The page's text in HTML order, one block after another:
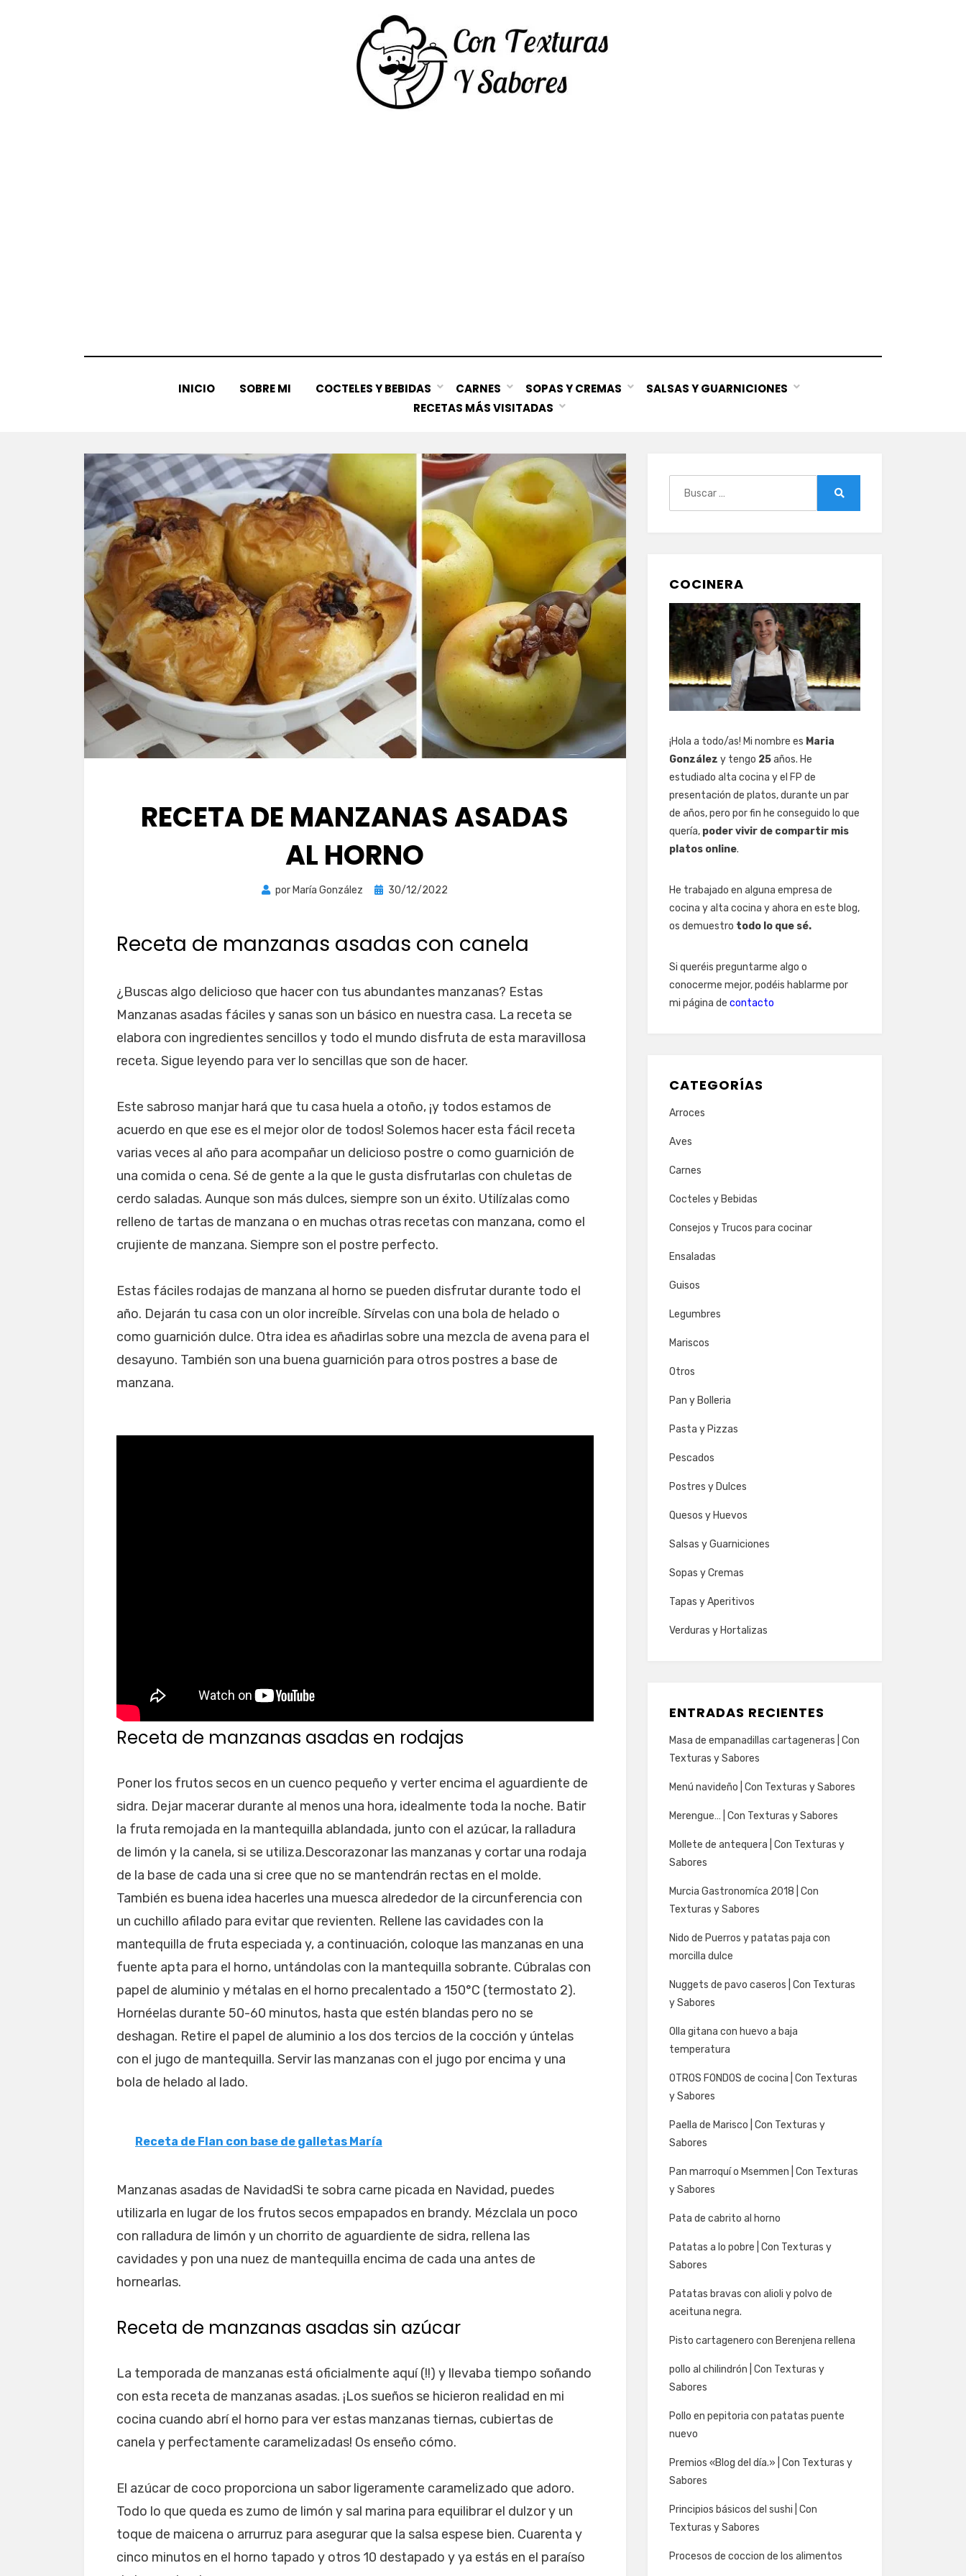
INICIO SOBRE MI COCTELES Y BEBIDAS CARNES SOPAS Y CREMAS
SALSAS Y GUARNICIONES
RECETAS MÁS VISITADAS
RECETA DE MANZANAS ASADAS
AL HORNO
por María González
Publicada
30/12/2022
Receta de manzanas asadas con canela
¿Buscas algo delicioso que hacer con tus abundantes manzanas? Estas
Manzanas asadas fáciles y sanas son un básico en nuestra casa. La receta se
elabora con ingredientes sencillos y todo el mundo disfruta de esta maravillosa
receta. Sigue leyendo para ver lo sencillas que son de hacer.
Este sabroso manjar hará que tu casa huela a otoño, ¡y todos estamos de
acuerdo en que ese es el mejor olor de todos! Solemos hacer esta fácil receta
varias veces al año para acompañar un delicioso postre o como guarnición de
una comida o cena. Sé de gente a la que le gusta disfrutarlas con chuletas de
cerdo saladas. Aunque son más dulces, siempre son un éxito. Utilízalas como
relleno de tartas de manzana o en muchas otras recetas con manzana, como el
crujiente de manzana. Siempre son el postre perfecto.
Estas fáciles rodajas de manzana al horno se pueden disfrutar durante todo el
año. Dejarán tu casa con un olor increíble. Sírvelas con una bola de helado o
como guarnición dulce. Otra idea es añadirlas sobre una mezcla de avena para el
desayuno. También son una buena guarnición para otros postres a base de
manzana.
Receta de manzanas asadas en rodajas
Poner los frutos secos en un cuenco pequeño y verter encima el aguardiente de
sidra. Dejar macerar durante al menos una hora, idealmente toda la noche. Batir
la fruta remojada en la mantequilla ablandada, junto con el azúcar, la ralladura
de limón y la canela, si se utiliza.Descorazonar las manzanas y cortar una rodaja
de la base de cada una si cree que no se mantendrán rectas en el molde.
También es buena idea hacerles una muesca alrededor de la circunferencia con
un cuchillo afilado para evitar que revienten. Rellene las cavidades con la
mantequilla de fruta especiada y, a continuación, coloque las manzanas en una
fuente apta para el horno, untándolas con la mantequilla sobrante. Cúbralas con
papel de aluminio y métalas en el horno precalentado a 150°C (termostato 2).
Hornéelas durante 50-60 minutos, hasta que estén blandas pero no se
deshagan. Retire el papel de aluminio a los dos tercios de la cocción y úntelas
con el jugo de mantequilla. Servir las manzanas con el jugo por encima y una
bola de helado al lado.
Receta de Flan con base de galletas María
Manzanas asadas de NavidadSi te sobra carne picada en Navidad, puedes
utilizarla en lugar de los frutos secos empapados en brandy. Mézclala un poco
con ralladura de limón y un chorrito de aguardiente de sidra, rellena las
cavidades y pon una nuez de mantequilla encima de cada una antes de
hornearlas.
Receta de manzanas asadas sin azúcar
La temporada de manzanas está oficialmente aquí (!!) y llevaba tiempo soñando
con esta receta de manzanas asadas. ¡Los sueños se hicieron realidad en mi
cocina cuando abrí el horno para ver estas manzanas tiernas, cubiertas de
canela y perfectamente caramelizadas! Os enseño cómo.
El azúcar de coco proporciona un sabor ligeramente caramelizado que adoro.
Todo lo que queda es zumo de limón y sal marina para equilibrar el dulzor y un
toque de maicena o arrurruz para asegurar que la salsa espese bien. Cuarenta y
cinco minutos en el horno tapado y otros 10 destapado y ya estás en el paraíso
COCINERA
¡Hola a todo/as! Mi nombre es Maria
González y tengo 25años. He
estudiado alta cocina y el FP de
presentación de platos, durante un par
de años, pero por fin he conseguido lo que
quería, poder vivir de compartir mis
platos online.
He trabajado en alguna empresa de
cocina y alta cocina y ahora en este blog,
os demuestro todo lo que sé.
Si queréis preguntarme algo o
conocerme mejor, podéis hablarme por
mi página de contacto
CATEGORÍAS
Arroces
Aves
Carnes
Cocteles y Bebidas
Consejos y Trucos para cocinar
Ensaladas
Guisos
Legumbres
Mariscos
Otros
Pan y Bolleria
Pasta y Pizzas
Pescados
Postres y Dulces
Quesos y Huevos
Salsas y Guarniciones
Sopas y Cremas
Tapas y Aperitivos
Verduras y Hortalizas
ENTRADAS RECIENTES
Masa de empanadillas cartageneras | Con
Texturas y Sabores
Menú navideño | Con Texturas y Sabores
Merengue… | Con Texturas y Sabores
Mollete de antequera | Con Texturas y
Sabores
Murcia Gastronomíca 2018 | Con
Texturas y Sabores
Nido de Puerros y patatas paja con
morcilla dulce
Nuggets de pavo caseros | Con Texturas
y Sabores
Olla gitana con huevo a baja
temperatura
OTROS FONDOS de cocina | Con Texturas
y Sabores
Paella de Marisco | Con Texturas y
Sabores
Pan marroquí o Msemmen | Con Texturas
y Sabores
Pata de cabrito al horno
Patatas a lo pobre | Con Texturas y
Sabores
Patatas bravas con alioli y polvo de
aceituna negra.
Pisto cartagenero con Berenjena rellena
pollo al chilindrón | Con Texturas y
Sabores
Pollo en pepitoria con patatas puente
nuevo
Premios «Blog del día.» | Con Texturas y
Sabores
Principios básicos del sushi | Con
Texturas y Sabores
Procesos de coccion de los alimentos